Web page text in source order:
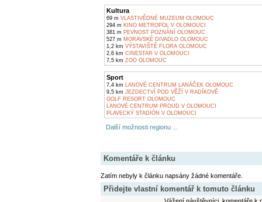
Kultura
69 m VLASTIVĚDNÉ MUZEUM OLOMOUC
294 m KINO METROPOL V OLOMOUCI
381 m PEVNOST POZNÁNÍ OLOMOUC
527 m MORAVSKÉ DIVADLO OLOMOUC
1,2 km VÝSTAVIŠTĚ FLORA OLOMOUC
2,6 km CINESTAR V OLOMOUCI
7,5 km ZOO OLOMOUC
Sport
7,4 km LANOVÉ CENTRUM LANÁČEK OLOMOUC
9,5 km JEZDECTVÍ POD VĚŽÍ V RADÍKOVĚ
GOLF RESORT OLOMOUC
LANOVÉ CENTRUM PROUD V OLOMOUCI
PLAVECKÝ STADIÓN V OLOMOUCI
Další možnosti regionu ...
Komentáře k článku
Zatím nebyly k článku napsány žádné komentáře.
Přidejte vlastní komentář k tomuto článku